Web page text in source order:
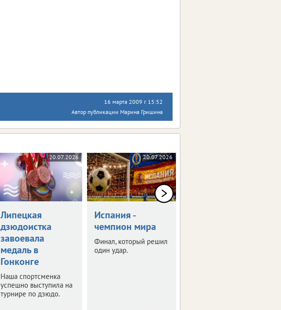
16 марта 2009 г. 15:52
Автор публикации Марина Гришина
20.07.2026
Липецкая
дзюдоистка
завоевала
медаль в
Гонконге
Наша спортсменка
успешно выступила на
турнире по дзюдо.
20.07.2026
Испания -
чемпион мира
Финал, который решил
один удар.